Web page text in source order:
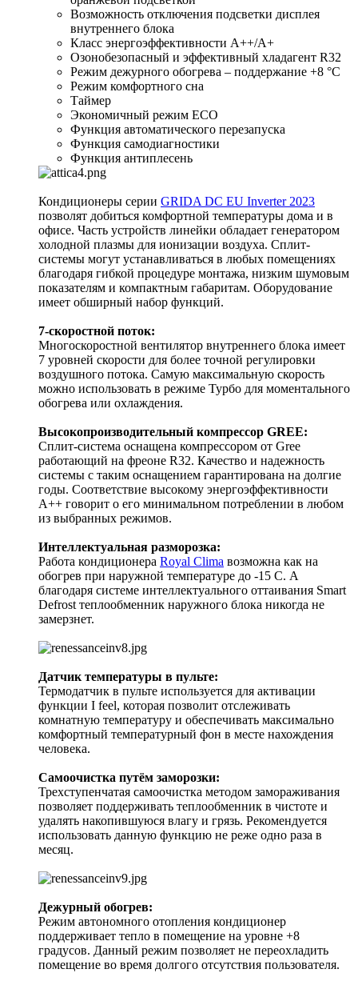
Возможность отключения подсветки дисплея
внутреннего блока
Класс энергоэффективности A++/A+
Озонобезопасный и эффективный хладагент R32
Режим дежурного обогрева – поддержание +8 °C
Режим комфортного сна
Таймер
Экономичный режим ECO
Функция автоматического перезапуска
Функция самодиагностики
Функция антиплесень
Кондиционеры серии GRIDA DC EU Inverter 2023
позволят добиться комфортной температуры дома и в
офисе. Часть устройств линейки обладает генератором
холодной плазмы для ионизации воздуха. Сплит-
системы могут устанавливаться в любых помещениях
благодаря гибкой процедуре монтажа, низким шумовым
показателям и компактным габаритам. Оборудование
имеет обширный набор функций.
7-скоростной поток:
Многоскоростной вентилятор внутреннего блока имеет
7 уровней скорости для более точной регулировки
воздушного потока. Самую максимальную скорость
можно использовать в режиме Турбо для моментального
обогрева или охлаждения.
Высокопроизводительный компрессор GREE:
Сплит-система оснащена компрессором от Gree
работающий на фреоне R32. Качество и надежность
системы с таким оснащением гарантирована на долгие
годы. Соответствие высокому энергоэффективности
А++ говорит о его минимальном потреблении в любом
из выбранных режимов.
Интеллектуальная разморозка:
Работа кондиционера Royal Clima возможна как на
обогрев при наружной температуре до -15 C. А
благодаря системе интеллектуального оттаивания Smart
Defrost теплообменник наружного блока никогда не
замерзнет.
Датчик температуры в пульте:
Термодатчик в пульте используется для активации
функции I feel, которая позволит отслеживать
комнатную температуру и обеспечивать максимально
комфортный температурный фон в месте нахождения
человека.
Самоочистка путём заморозки:
Трехступенчатая самоочистка методом замораживания
позволяет поддерживать теплообменник в чистоте и
удалять накопившуюся влагу и грязь. Рекомендуется
использовать данную функцию не реже одно раза в
месяц.
Дежурный обогрев:
Режим автономного отопления кондиционер
поддерживает тепло в помещение на уровне +8
градусов. Данный режим позволяет не переохладить
помещение во время долгого отсутствия пользователя.